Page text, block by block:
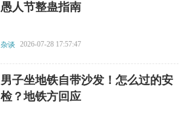
​愚人节整蛊指南
杂谈 2026-07-28 17:57:47
​男子坐地铁自带沙发！怎么过的安
检？地铁方回应